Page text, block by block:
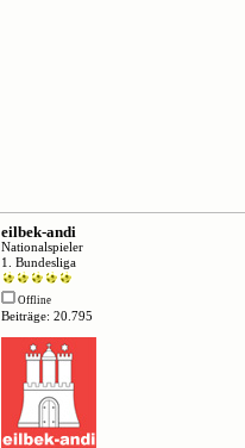
eilbek-andi
Nationalspieler
1. Bundesliga
Offline
Beiträge: 20.795